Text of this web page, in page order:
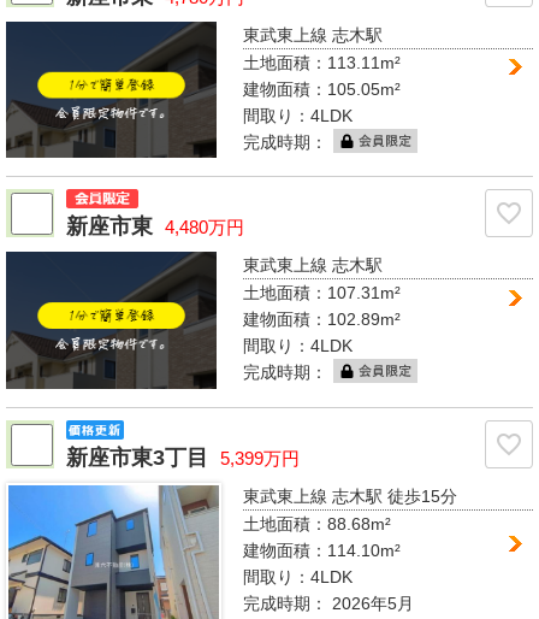
東武東上線 志木駅
土地面積：113.11m²
建物面積：105.05m²
間取り：4LDK
完成時期：
新座市東 4,480万円
東武東上線 志木駅
土地面積：107.31m²
建物面積：102.89m²
間取り：4LDK
完成時期：
新座市東3丁目 5,399万円
東武東上線 志木駅徒歩15分
土地面積：88.68m²
建物面積：114.10m²
間取り：4LDK
完成時期：2026年5月